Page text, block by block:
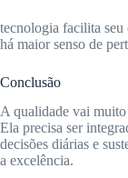
tecnologia facilita seu
há maior senso de
Conclusão
A qualidade vai
Ela precisa ser
decisões diárias e
a excelência.